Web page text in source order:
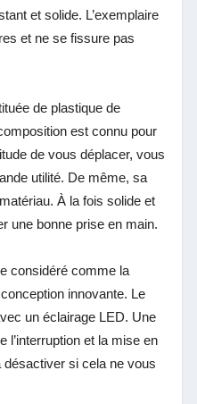
et solide. L’exemplaire
et ne se fissure pas
de plastique de
est connu pour
de vous déplacer, vous
utilité. De même, sa
À la fois solide et
une bonne prise en main.
considéré comme la
innovante. Le
un éclairage LED. Une
l’interruption et la mise en
si cela ne vous